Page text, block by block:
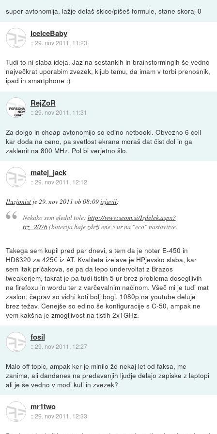
super avtonomija, lažje delaš skice/pišeš formule, stane skoraj 0
IceIceBaby
::29. nov 2011, 11:23
Tudi to ni slaba ideja. Jaz na sestankih in brainstormingih še vedno
največkrat uporabim zvezek, kljub temu, da imam v torbi prenosnik,
ipad in smartphone :)
RejZoR
::29. nov 2011, 11:31
Za dolgo in cheap avtonomijo so edino netbooki. Obvezno 6 cell
kar doda na ceno, pa svetlost ekrana moraš dat čist dol in ga
zaklenit na 800 MHz. Pol bi verjetno šlo.
matej_jack
::29. nov 2011, 12:12
Iluzionist je 29. nov 2011 ob 08:09izjavil:
Nekako sem gledal tole: http://www.seom.si/Izdelek.aspx?
trz=2076(baterija baje zdrži ene 5 ur na "eco" nastavitve.
Takega sem kupil pred par dnevi, s tem da je noter E-450 in
HD6320 za 425€ iz AT. Kvaliteta izelave je HPjevsko slaba, kar
sem itak pričakova, se pa da lepo undervoltat z Brazos
tweakerjem, takrat je pa tudi tistih 5 ur brez problema dosegljivih
na firefoxu in wordu ter z varčevalnim načinom. Všeč mi je tudi mat
zaslon, čeprav so vidni koti bolj bogi. 1080p na youtube deluje
brez težav. Cenejše so edino še konfiguracije s C-50, ampak ne
vem kakšna je zmogljivost na tistih 2x1GHz.
fosil
::29. nov 2011, 12:27
Malo off topic, ampak ker je minilo že nekaj let od faksa, me
zanima, ali dandanes na predavanjih ljudje delajo zapiske z laptopi
ali je še vedno v modi kuli in zvezek?
mr1two
::29. nov 2011, 12:33